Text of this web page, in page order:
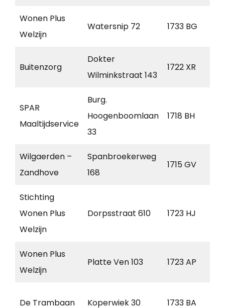
Wonen Plus
Welzijn
Watersnip 72 1733 BG
Buitenzorg
Dokter
Wilminkstraat 143
1722 XR
SPAR
Maaltijdservice
Burg.
Hoogenboomlaan
33
1718 BH
Wilgaerden –
Zandhove
Spanbroekerweg
168
1715 GV
Stichting
Wonen Plus
Welzijn
Dorpsstraat 610 1723 HJ
Wonen Plus
Welzijn
Platte Ven 103 1723 AP
De Trambaan Koperwiek 30 1733 BA